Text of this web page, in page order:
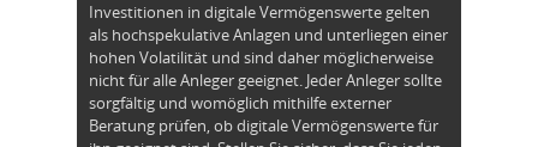
Investitionen in digitale Vermögenswerte gelten
als hochspekulative Anlagen und unterliegen einer
hohen Volatilität und sind daher möglicherweise
nicht für alle Anleger geeignet. Jeder Anleger sollte
sorgfältig und womöglich mithilfe externer
Beratung prüfen, ob digitale Vermögenswerte für